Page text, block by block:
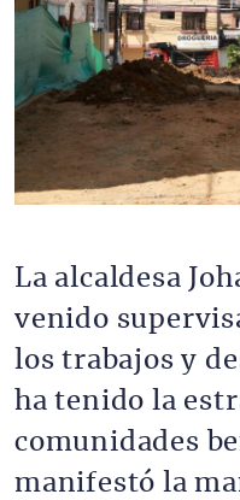
La alcaldesa
venido
los trabajos y
ha tenido la
comunidades
manifestó la